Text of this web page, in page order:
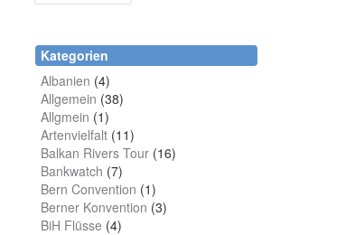
Kategorien
Albanien (4)
Allgemein (38)
Allgmein (1)
Artenvielfalt (11)
Balkan Rivers Tour (16)
Bankwatch (7)
Bern Convention (1)
Berner Konvention (3)
BiH Flüsse (4)